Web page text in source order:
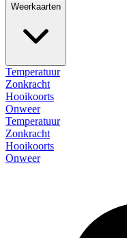
Weerkaarten
Temperatuur
Zonkracht
Hooikoorts
Onweer
Temperatuur
Zonkracht
Hooikoorts
Onweer